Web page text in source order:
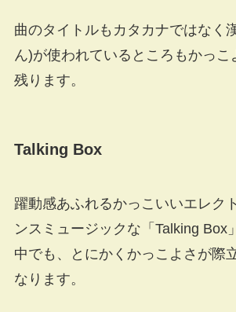
曲のタイトルもカタカナではなく
ん)が使われているところもかっこ
残ります。
Talking Box
躍動感あふれるかっこいいエレク
ンスミュージックな「Talking Box
中でも、とにかくかっこよさが際
なります。